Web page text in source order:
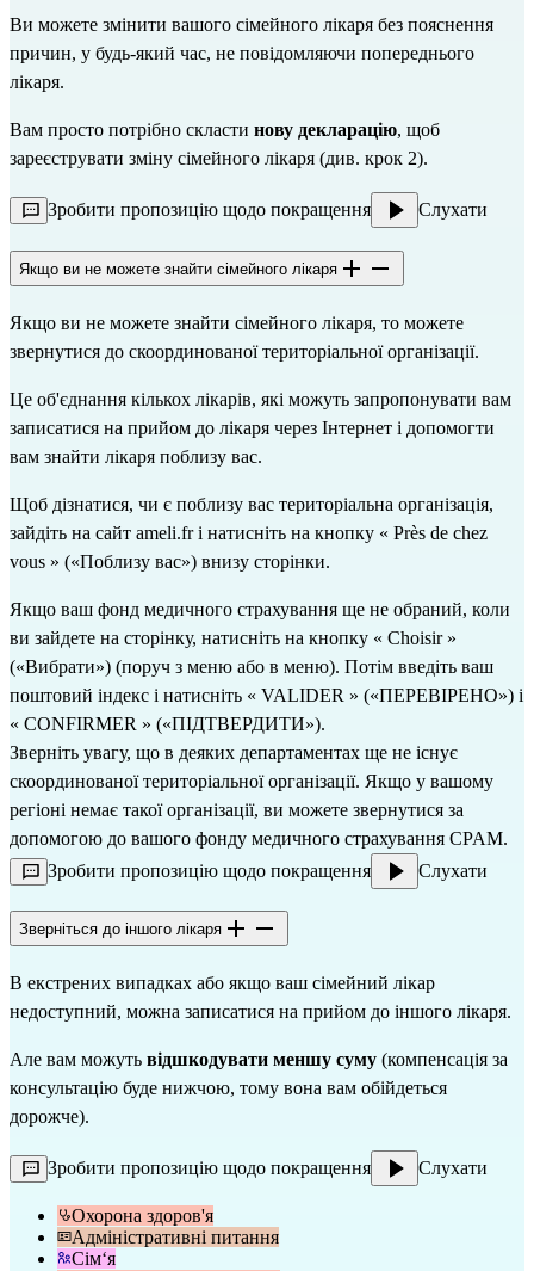
Ви можете змінити вашого сімейного лікаря без пояснення
причин, у будь-який час, не повідомляючи попереднього
лікаря.
Вам просто потрібно скласти нову декларацію, щоб
зареєструвати зміну сімейного лікаря (див. крок 2).
Зробити пропозицію щодо покращення Слухати
Якщо ви не можете знайти сімейного лікаря
Якщо ви не можете знайти сімейного лікаря, то можете
звернутися до скоординованої територіальної організації.
Це об'єднання кількох лікарів, які можуть запропонувати вам
записатися на прийом до лікаря через Інтернет і допомогти
вам знайти лікаря поблизу вас.
Щоб дізнатися, чи є поблизу вас територіальна організація,
зайдіть на сайт ameli.fr і натисніть на кнопку « Près de chez
vous » («Поблизу вас») внизу сторінки.
Якщо ваш фонд медичного страхування ще не обраний, коли
ви зайдете на сторінку, натисніть на кнопку « Choisir »
(«Вибрати») (поруч з меню або в меню). Потім введіть ваш
поштовий індекс і натисніть « VALIDER » («ПЕРЕВІРЕНО») і
« CONFIRMER » («ПІДТВЕРДИТИ»).
Зверніть увагу, що в деяких департаментах ще не існує
скоординованої територіальної організації. Якщо у вашому
регіоні немає такої організації, ви можете звернутися за
допомогою до вашого фонду медичного страхування CPAM.
Зробити пропозицію щодо покращення
Слухати
Зверніться до іншого лікаря
В екстрених випадках або якщо ваш сімейний лікар
недоступний, можна записатися на прийом до іншого лікаря.
Але вам можуть відшкодувати меншу суму (компенсація за
консультацію буде нижчою, тому вона вам обійдеться
дорожче).
Зробити пропозицію щодо покращення Слухати
Охорона здоров'я
Адміністративні питання
Сім‘я